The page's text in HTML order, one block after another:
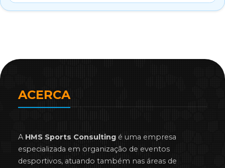
ACERCA
A HMS Sports Consulting é uma empresa
especializada em organização de eventos
desportivos, atuando também nas áreas de